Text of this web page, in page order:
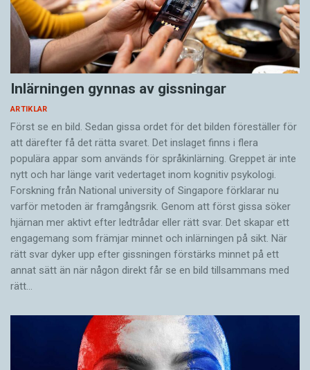
Inlärningen gynnas av gissningar
ARTIKLAR
Först se en bild. Sedan gissa ordet för det bilden föreställer för
att därefter få det rätta svaret. Det inslaget finns i flera
populära appar som används för språkinlärning. Greppet är inte
nytt och har länge varit vedertaget inom kognitiv psykologi.
Forskning från National university of Singa­pore förklarar nu
varför metoden är framgångsrik. Genom att först gissa ­söker
hjärnan mer aktivt ­efter ledtrådar eller rätt svar. Det skapar ett
engagemang som främjar minnet och inlärningen på sikt. När
rätt svar dyker upp efter gissningen förstärks minnet på ett
annat sätt än när någon direkt får se en bild tillsammans med
rätt…